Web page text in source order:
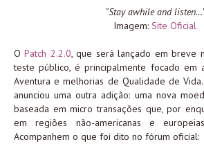
“Stay awhile and
Imagem: Site Oficial
OPatch 2.2.0, que será lançado em breve
teste público, é principalmente focado em
Aventura e melhorias de Qualidade de
anunciou uma outra adição: uma nova
baseada em micro transações que, por
em regiões não-americanas e
Acompanhem o que foi dito no fórum oficial: